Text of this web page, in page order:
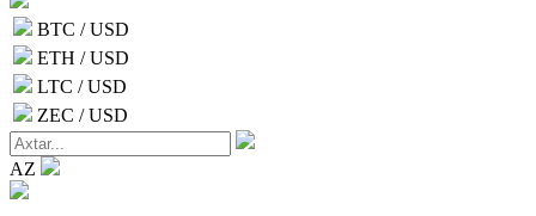
BTC / USD
ETH / USD
LTC / USD
ZEC / USD
AZ